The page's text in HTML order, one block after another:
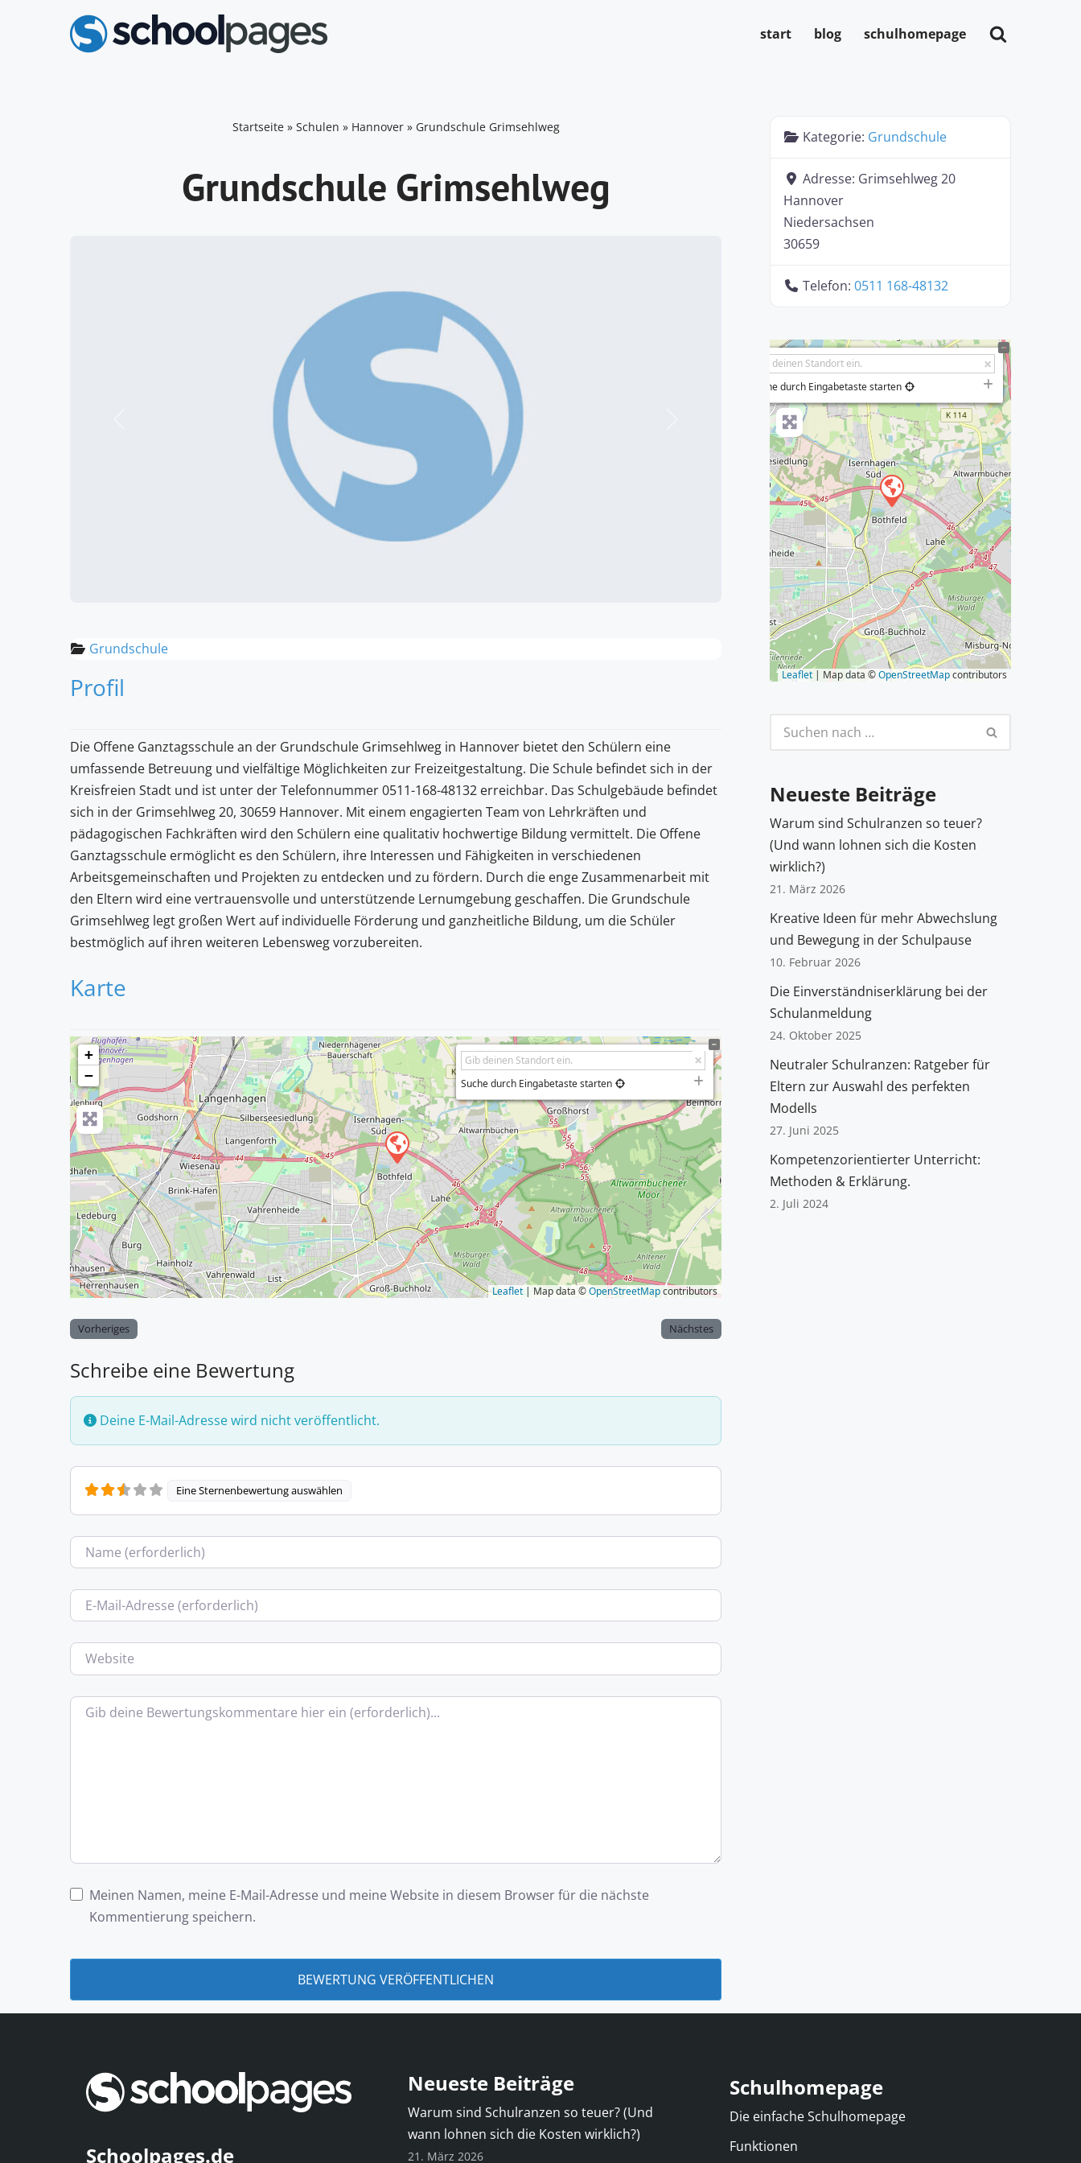
start blog schulhomepage
Startseite» Schulen » Hannover» Grundschule Grimsehlweg
Grundschule Grimsehlweg
Grundschule
Profil
Die Offene Ganztagsschule an der Grundschule Grimsehlweg in Hannover bietet den Schülern eine
umfassende Betreuung und vielfältige Möglichkeiten zur Freizeitgestaltung. Die Schule befindet sich in der
Kreisfreien Stadt und ist unter der Telefonnummer 0511-168-48132 erreichbar. Das Schulgebäude befindet
sich in der Grimsehlweg 20, 30659 Hannover. Mit einem engagierten Team von Lehrkräften und
pädagogischen Fachkräften wird den Schülern eine qualitativ hochwertige Bildung vermittelt. Die Offene
Ganztagsschule ermöglicht es den Schülern, ihre Interessen und Fähigkeiten in verschiedenen
Arbeitsgemeinschaften und Projekten zu entdecken und zu fördern. Durch die enge Zusammenarbeit mit
den Eltern wird eine vertrauensvolle und unterstützende Lernumgebung geschaffen. Die Grundschule
Grimsehlweg legt großen Wert auf individuelle Förderung und ganzheitliche Bildung, um die Schüler
bestmöglich auf ihren weiteren Lebensweg vorzubereiten.
Karte
+
−
Suche durch Eingabetaste starten
Leaflet| Map data ©OpenStreetMapcontributors
Vorheriges Nächstes
Schreibe eine Bewertung
Deine E-Mail-Adresse wird nicht veröffentlicht.
Eine Sternenbewertung auswählen
Name
E-Mail
Website
Bewertungstext
Meinen Namen, meine E-Mail-Adresse und meine Website in diesem Browser für die nächste
Kommentierung speichern.
Kategorie: Grundschule
Adresse: Grimsehlweg 20
Hannover
Niedersachsen
30659
Telefon: 0511 168-48132
+
−
Suche durch Eingabetaste starten
Leaflet | Map data ©OpenStreetMapcontributors
Neueste Beiträge
Warum sind Schulranzen so teuer?
(Und wann lohnen sich die Kosten
wirklich?)
21. März 2026
Kreative Ideen für mehr Abwechslung
und Bewegung in der Schulpause
10. Februar 2026
Die Einverständniserklärung bei der
Schulanmeldung
24. Oktober 2025
Neutraler Schulranzen: Ratgeber für
Eltern zur Auswahl des perfekten
Modells
27. Juni 2025
Kompetenzorientierter Unterricht:
Methoden & Erklärung.
2. Juli 2024
Schoolpages.de
Neueste Beiträge
Warum sind Schulranzen so teuer? (Und
wann lohnen sich die Kosten wirklich?)
21. März 2026
Schulhomepage
Die einfache Schulhomepage
Funktionen